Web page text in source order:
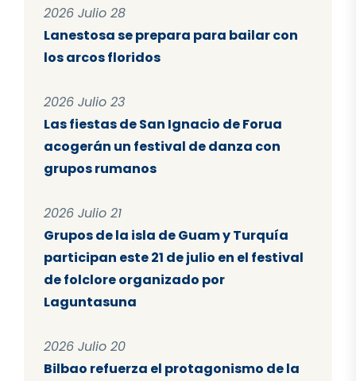
2026 Julio 28
Lanestosa se prepara para bailar con
los arcos floridos
2026 Julio 23
Las fiestas de San Ignacio de Forua
acogerán un festival de danza con
grupos rumanos
2026 Julio 21
Grupos de la isla de Guam y Turquía
participan este 21 de julio en el festival
de folclore organizado por
Laguntasuna
2026 Julio 20
Bilbao refuerza el protagonismo de la